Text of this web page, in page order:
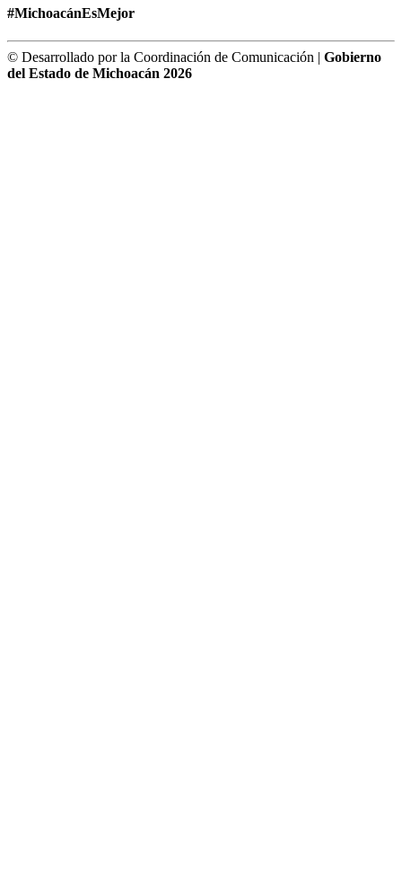
#MichoacánEsMejor
© Desarrollado por la Coordinación de Comunicación | Gobierno
del Estado de Michoacán 2026